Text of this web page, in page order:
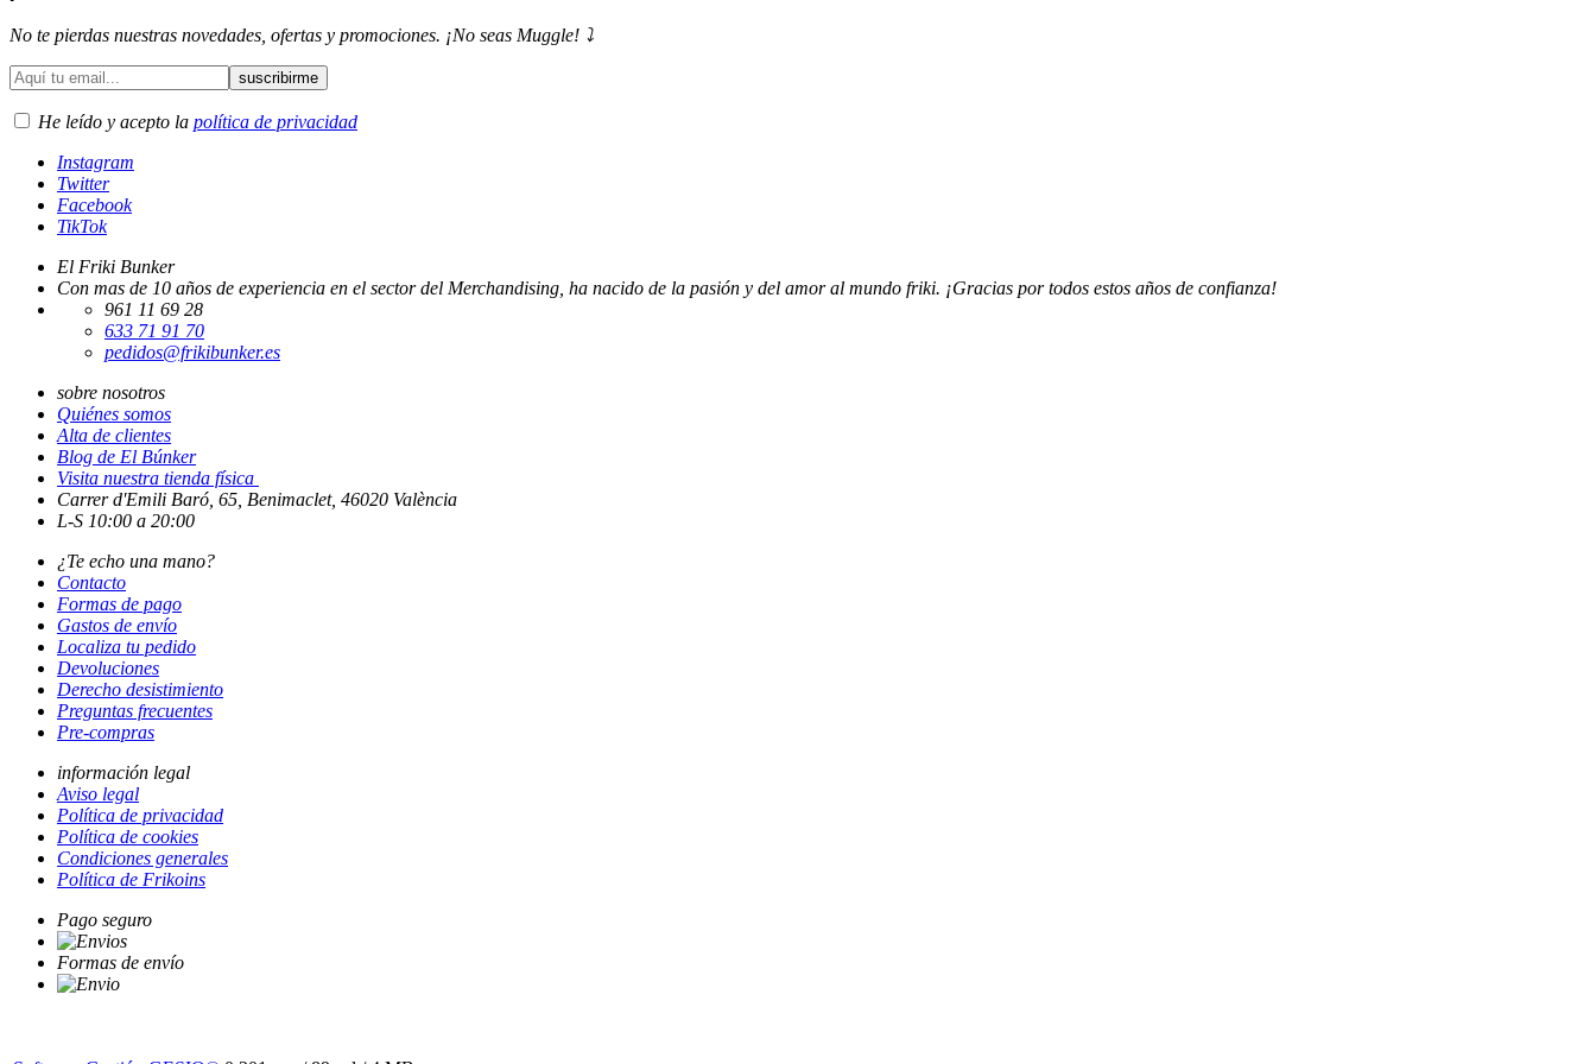
No te pierdas nuestras novedades, ofertas y promociones. ¡No seas Muggle! ⤵️
He leído y acepto la política de privacidad
Instagram
Twitter
Facebook
TikTok
El Friki Bunker
Con mas de 10 años de experiencia en el sector del Merchandising, ha nacido de la pasión y del amor al mundo friki. ¡Gracias por todos estos años de confianza!
961 11 69 28
633 71 91 70
pedidos@frikibunker.es
sobre nosotros
Quiénes somos
Alta de clientes
Blog de El Búnker
Visita nuestra tienda física
Carrer d'Emili Baró, 65, Benimaclet, 46020 València
L-S 10:00 a 20:00
¿Te echo una mano?
Contacto
Formas de pago
Gastos de envío
Localiza tu pedido
Devoluciones
Derecho desistimiento
Preguntas frecuentes
Pre-compras
información legal
Aviso legal
Política de privacidad
Política de cookies
Condiciones generales
Política de Frikoins
Pago seguro
Formas de envío